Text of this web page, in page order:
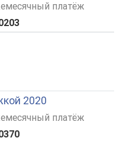
платёж
2020
платёж